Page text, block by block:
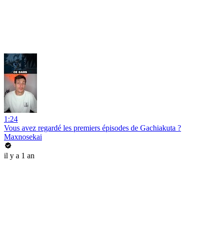
1:24
Vous avez regardé les premiers épisodes de Gachiakuta ?
Maxnosekai
il y a 1 an